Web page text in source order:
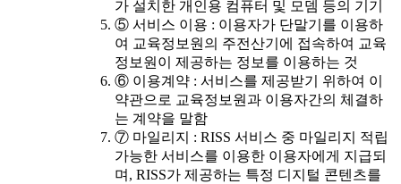
가 설치한 개인용 컴퓨터 및 모뎀 등의 기기
⑤ 서비스 이용 : 이용자가 단말기를 이용하
여 교육정보원의 주전산기에 접속하여 교육
정보원이 제공하는 정보를 이용하는 것
⑥ 이용계약 : 서비스를 제공받기 위하여 이
약관으로 교육정보원과 이용자간의 체결하
는 계약을 말함
⑦ 마일리지 : RISS 서비스 중 마일리지 적립
가능한 서비스를 이용한 이용자에게 지급되
며, RISS가 제공하는 특정 디지털 콘텐츠를